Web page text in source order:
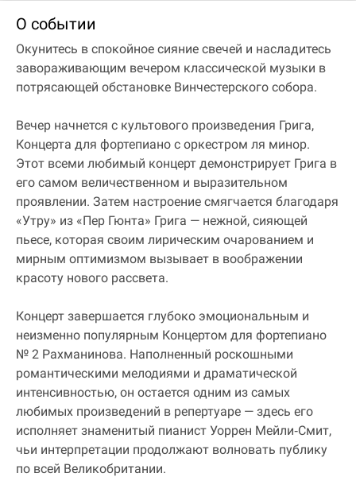
О событии
Окунитесь в спокойное сияние свечей и насладитесь
завораживающим вечером классической музыки в
потрясающей обстановке Винчестерского собора.
Вечер начнется с культового произведения Грига,
Концерта для фортепиано с оркестром ля минор.
Этот всеми любимый концерт демонстрирует Грига в
его самом величественном и выразительном
проявлении. Затем настроение смягчается благодаря
«Утру» из «Пер Гюнта» Грига — нежной, сияющей
пьесе, которая своим лирическим очарованием и
мирным оптимизмом вызывает в воображении
красоту нового рассвета.
Концерт завершается глубоко эмоциональным и
неизменно популярным Концертом для фортепиано
№ 2 Рахманинова. Наполненный роскошными
романтическими мелодиями и драматической
интенсивностью, он остается одним из самых
любимых произведений в репертуаре — здесь его
исполняет знаменитый пианист Уоррен Мейли‐Смит,
чьи интерпретации продолжают волновать публику
по всей Великобритании.